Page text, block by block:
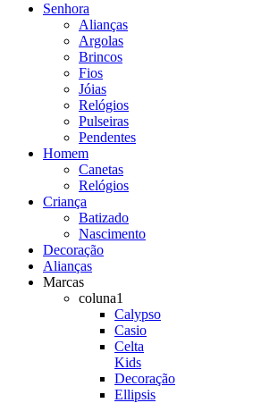
Senhora
Alianças
Argolas
Brincos
Fios
Jóias
Relógios
Pulseiras
Pendentes
Homem
Canetas
Relógios
Criança
Batizado
Nascimento
Decoração
Alianças
Marcas
coluna1
Calypso
Casio
Celta
Kids
Decoração
Ellipsis